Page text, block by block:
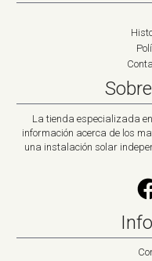
La tienda especializada
información acerca de los
una instalación solar